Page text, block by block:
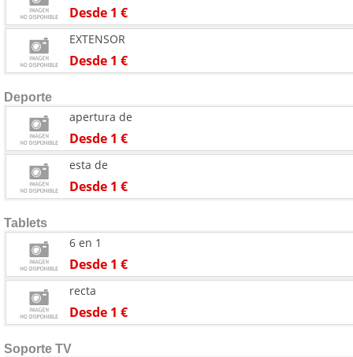
Desde 1 €
Desde 1 €
EXTENSOR
Deporte
Desde 1 €
apertura de
Desde 1 €
esta de
Tablets
Desde 1 €
6 en 1
Desde 1 €
recta
Soporte TV